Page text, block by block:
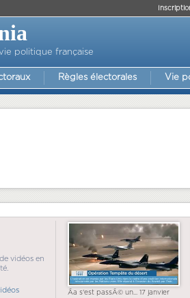
politique française
Règles électorales Vie
vidéos en
Ãa s'est passÃ© un... 17 janvier